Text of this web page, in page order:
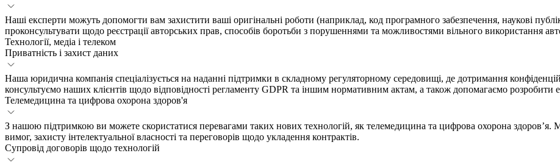
Наші експерти можуть допомогти вам захистити ваші оригінальні роботи (наприклад, код програмного забезпечення, наукові
проконсультувати щодо реєстрації авторських прав, способів боротьби з порушеннями та можливостями вільного використання
Технології, медіа і телеком
Приватність і захист даних
Наша юридична компанія спеціалізується на наданні підтримки в складному регуляторному середовищі, де дотримання
консультуємо наших клієнтів щодо відповідності регламенту GDPR та іншим нормативним актам, а також допомагаємо розробити
Телемедицина та цифрова охорона здоров'я
З нашою підтримкою ви можете скористатися перевагами таких нових технологій, як телемедицина та цифрова охорона
вимог, захисту інтелектуальної власності та переговорів щодо укладення контрактів.
Супровід договорів щодо технологій